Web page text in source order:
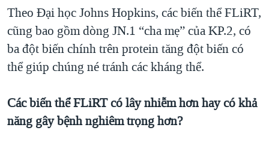
Theo Đại học Johns Hopkins, các biến thể FLiRT,
cũng bao gồm dòng JN.1 “cha mẹ” của KP.2, có
ba đột biến chính trên protein tăng đột biến có
thể giúp chúng né tránh các kháng thể.
Các biến thể FLiRT có lây nhiễm hơn hay có khả
năng gây bệnh nghiêm trọng hơn?